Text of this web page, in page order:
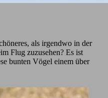
als irgendwo in der
Flug zuzusehen? Es ist
bunten Vögel einem über